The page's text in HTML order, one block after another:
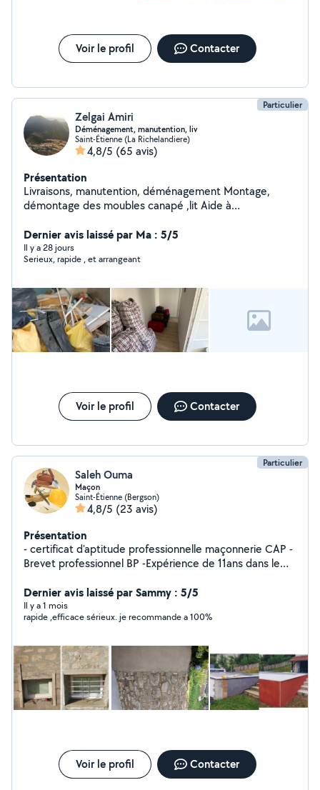
Voir le profil Contacter
Particulier
Zelgai Amiri
Déménagement, manutention, liv
Saint-Étienne (La Richelandiere)
4,8/5 (65 avis)
Présentation
Livraisons, manutention, déménagement Montage,
démontage des moubles canapé ,lit Aide à
Dernier avis laissé par Ma : 5/5
Il y a 28 jours
Serieux, rapide , et arrangeant
Voir le profil Contacter
Particulier
Saleh Ouma
Maçon
Saint-Étienne (Bergson)
4,8/5 (23 avis)
Présentation
- certificat d'aptitude professionnelle maçonnerie CAP -
Brevet professionnel BP -Expérience de 11ans dans le
maçonnerie Je reste à votre disposition pour tout
renseignement
Dernier avis laissé par Sammy : 5/5
Il y a 1 mois
rapide ,efficace sérieux. je recommande a 100%
Voir le profil Contacter